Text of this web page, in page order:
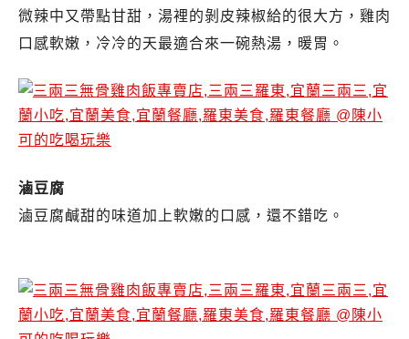
微辣中又帶點甘甜，湯裡的剝皮辣椒給的很大方，雞肉
口感軟嫩，冷冷的天最適合來一碗熱湯，暖胃。
滷豆腐
滷豆腐鹹甜的味道加上軟嫩的口感，還不錯吃。